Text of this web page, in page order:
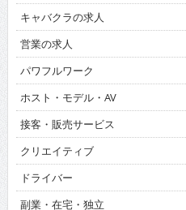
キャバクラの求人
営業の求人
パワフルワーク
ホスト・モデル・AV
接客・販売サービス
クリエイティブ
ドライバー
副業・在宅・独立